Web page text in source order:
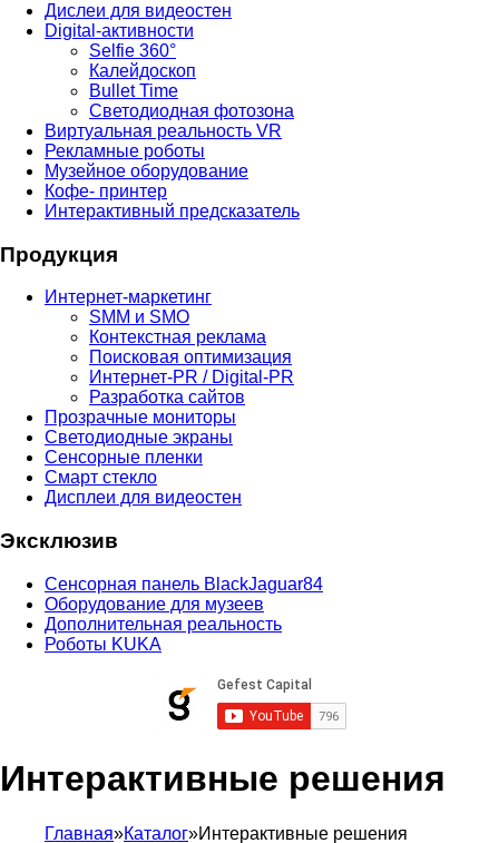
Дислеи для видеостен
Digital-активности
Selfie 360°
Калейдоскоп
Bullet Time
Светодиодная фотозона
Виртуальная реальность VR
Рекламные роботы
Музейное оборудование
Кофе- принтер
Интерактивный предсказатель
Продукция
Интернет-маркетинг
SMM и SMO
Контекстная реклама
Поисковая оптимизация
Интернет-PR / Digital-PR
Разработка сайтов
Прозрачные мониторы
Светодиодные экраны
Сенсорные пленки
Смарт стекло
Дисплеи для видеостен
Эксклюзив
Сенсорная панель BlackJaguar84
Оборудование для музеев
Дополнительная реальность
Роботы KUKA
Интерактивные решения
Главная»Каталог»Интерактивные решения